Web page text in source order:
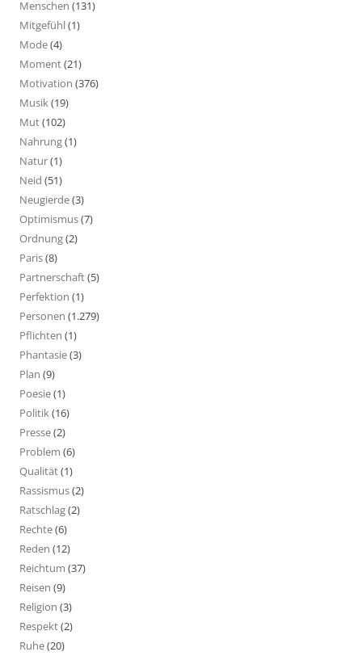
Menschen (131)
Mitgefühl(1)
Mode(4)
Moment(21)
Motivation (376)
Musik(19)
Mut(102)
Nahrung(1)
Natur(1)
Neid (51)
Neugierde(3)
Optimismus(7)
Ordnung(2)
Paris(8)
Partnerschaft(5)
Perfektion (1)
Personen (1.279)
Pflichten (1)
Phantasie(3)
Plan (9)
Poesie(1)
Politik(16)
Presse(2)
Problem (6)
Qualität(1)
Rassismus(2)
Ratschlag(2)
Rechte(6)
Reden (12)
Reichtum (37)
Reisen (9)
Religion (3)
Respekt(2)
Ruhe(20)